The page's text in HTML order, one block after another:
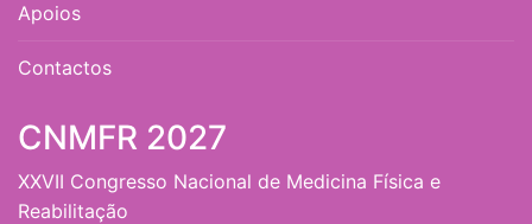
Apoios
Contactos
CNMFR 2027
XXVII Congresso Nacional de Medicina Física e
Reabilitação